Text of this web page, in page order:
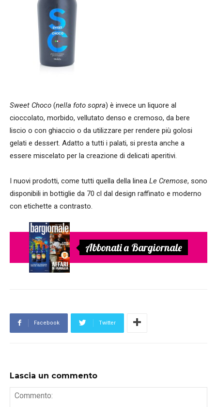
Sweet Choco (nella foto sopra) è invece un liquore al
cioccolato, morbido, vellutato denso e cremoso, da bere
liscio o con ghiaccio o da utilizzare per rendere più golosi
gelati e dessert. Adatto a tutti i palati, si presta anche a
essere miscelato per la creazione di delicati aperitivi.
I nuovi prodotti, come tutti quella della linea Le Cremose, sono
disponibili in bottiglie da 70 cl dal design raffinato e moderno
con etichette a contrasto.
Abbonati a Bargiornale
Facebook Twitter
Lascia un commento